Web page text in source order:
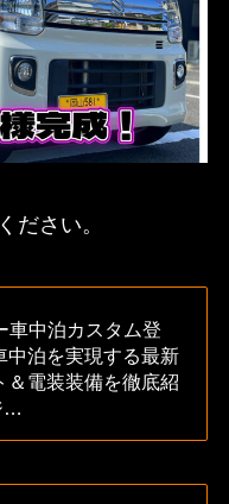
ださい。
車中泊カスタム登
中泊を実現する最新
＆電装装備を徹底紹
…